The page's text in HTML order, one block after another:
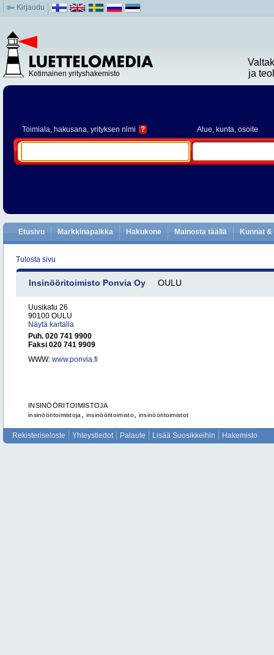
Kirjaudu
Kotimainen yrityshakemisto
ja
Toimiala, hakusana, yrityksen nimi ? Alue, kunta, osoite
Etusivu Markkinapaikka Hakukone Mainosta täällä Kunnat
Tulosta sivu
Insinööritoimisto Ponvia Oy OULU
Uusikatu 26
90100 OULU
Näytä kartalla
Puh. 020 741 9900
Faksi 020 741 9909
WWW: www.ponvia.fi
INSINÖÖRITOIMISTOJA
insinööritoimistoja insinööritoimisto, insinööritoimistot
Rekisteriseloste Yhteystiedot Palaute Lisää Suosikkeihin Hakemisto